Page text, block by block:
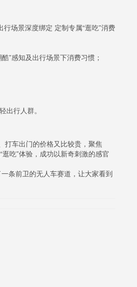
场景深度绑定 定制专属“逛吃”消费
”感知及出行场景下消费习惯；
出行人群。
打车出门的价格又比较贵，聚焦
吃”体验，成功以新奇刺激的感官
条前卫的无人车赛道，让大家看到